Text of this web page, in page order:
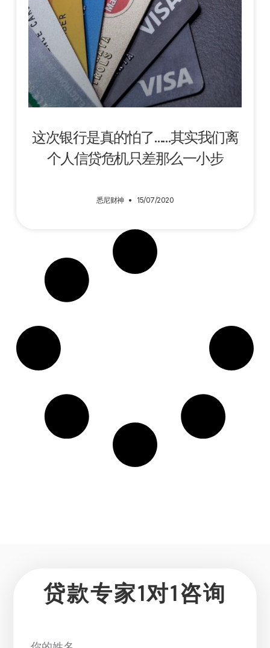
这次银行是真的怕了……其实我们离
个人信贷危机只差那么一小步
悉尼财神 15/07/2020
贷款专家1对1咨询